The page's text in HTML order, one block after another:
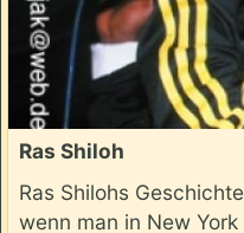
Ras Shiloh
Ras Shilohs
wenn man in New